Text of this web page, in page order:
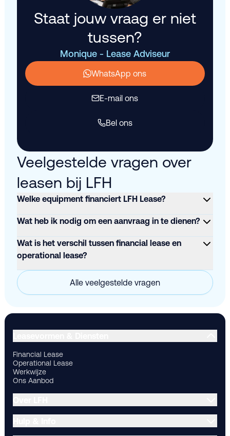
Staat jouw vraag er niet
tussen?
Monique - Lease Adviseur
WhatsApp ons
E-mail ons
Bel ons
Veelgestelde vragen over
leasen bij LFH
Welke equipment financiert LFH Lease?
Wat heb ik nodig om een aanvraag in te dienen?
Wat is het verschil tussen financial lease en
operational lease?
Alle veelgestelde vragen
Financial Lease
Operational Lease
Werkwijze
Ons Aanbod